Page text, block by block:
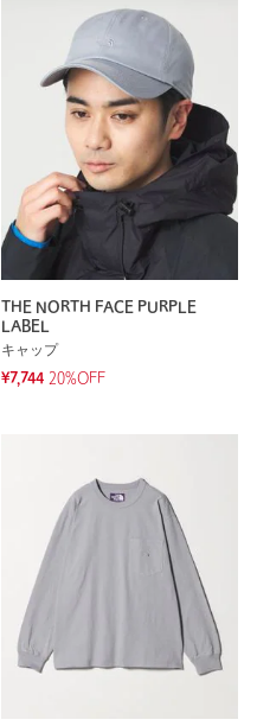
THE NORTH FACE PURPLE
LABEL
キャップ
¥7,744 20%OFF